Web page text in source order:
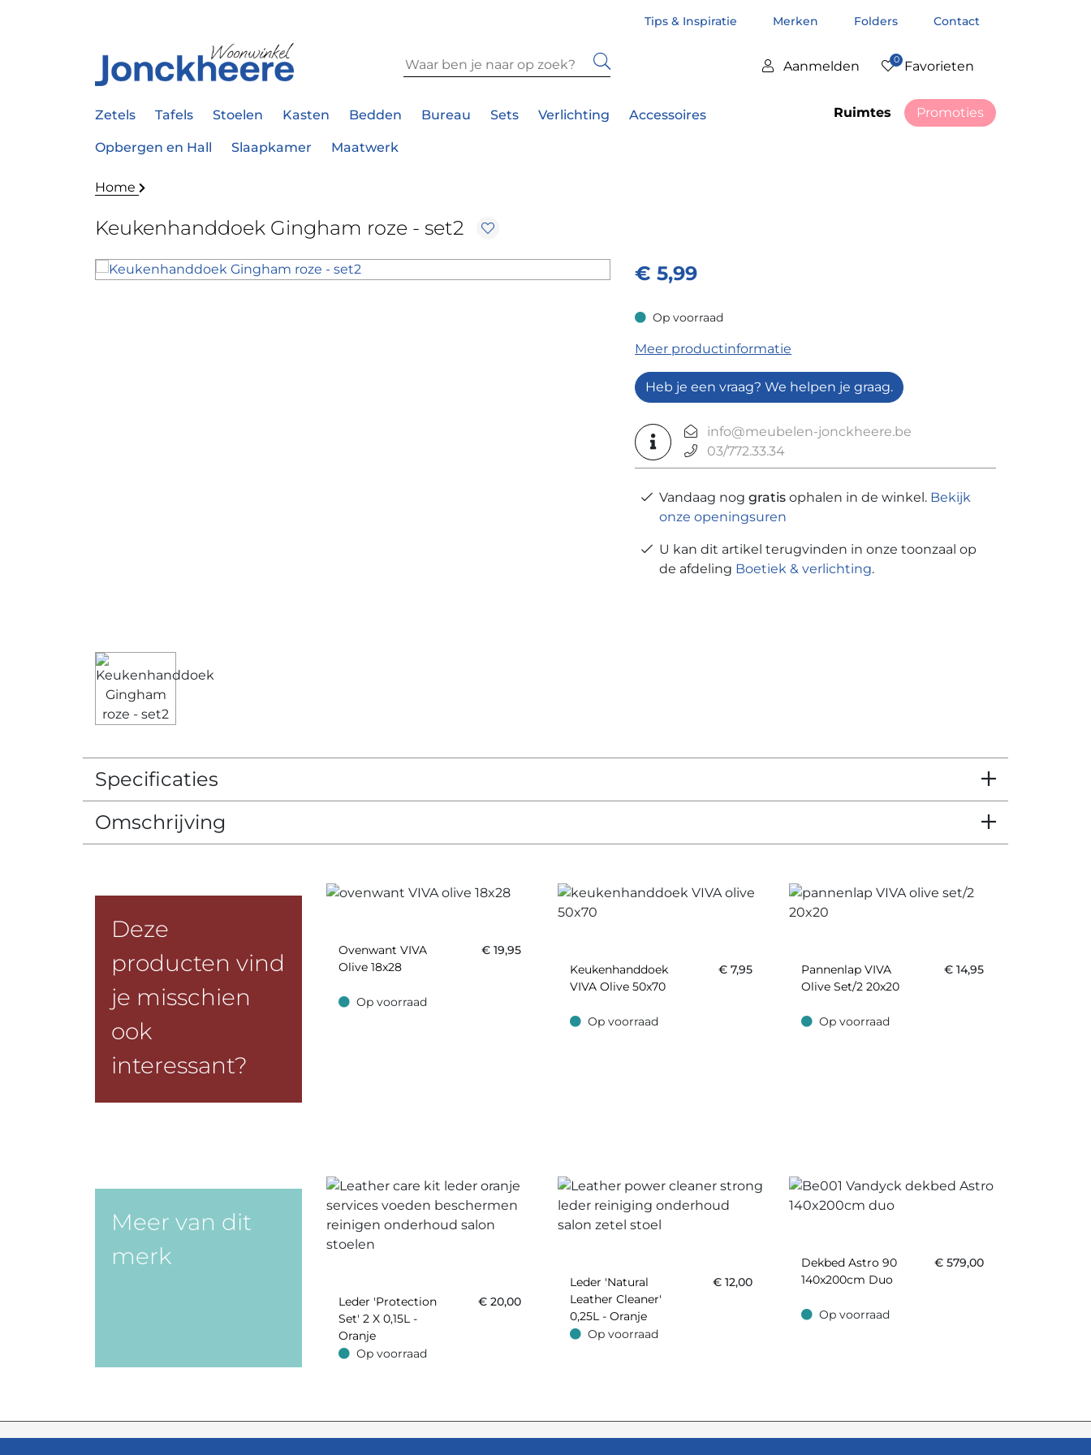
Tips & Inspiratie Merken Folders Contact
Aanmelden 0 Favorieten
Zetels Tafels Stoelen Kasten Bedden Bureau Sets Verlichting Accessoires
Opbergen en Hall Slaapkamer Maatwerk
Ruimtes Promoties
Home
Keukenhanddoek Gingham roze - set2
€ 5,99
Op voorraad
Op voorraad
Meer productinformatie
Heb je een vraag? We helpen je graag.
info@meubelen-jonckheere.be
03/772.33.34
Vandaag nog gratis ophalen in de winkel. Bekijk
onze openingsuren
U kan dit artikel terugvinden in onze toonzaal op
de afdeling Boetiek & verlichting.
Specificaties
Omschrijving
Deze
producten vind
je misschien
ook
interessant?
Ovenwant VIVA
Olive 18x28
€ 19,95
Op voorraad
Op voorraad
Keukenhanddoek
VIVA Olive 50x70
€ 7,95
Op voorraad
Op voorraad
Pannenlap VIVA
Olive Set/2 20x20
€ 14,95
Op voorraad
Op voorraad
Meer van dit
merk
Leder 'Protection
Set' 2 X 0,15L -
Oranje
€ 20,00
Op voorraad
Op voorraad
Leder 'Natural
Leather Cleaner'
0,25L - Oranje
€ 12,00
Op voorraad
Op voorraad
Dekbed Astro 90
140x200cm Duo
€ 579,00
Op voorraad
Op voorraad